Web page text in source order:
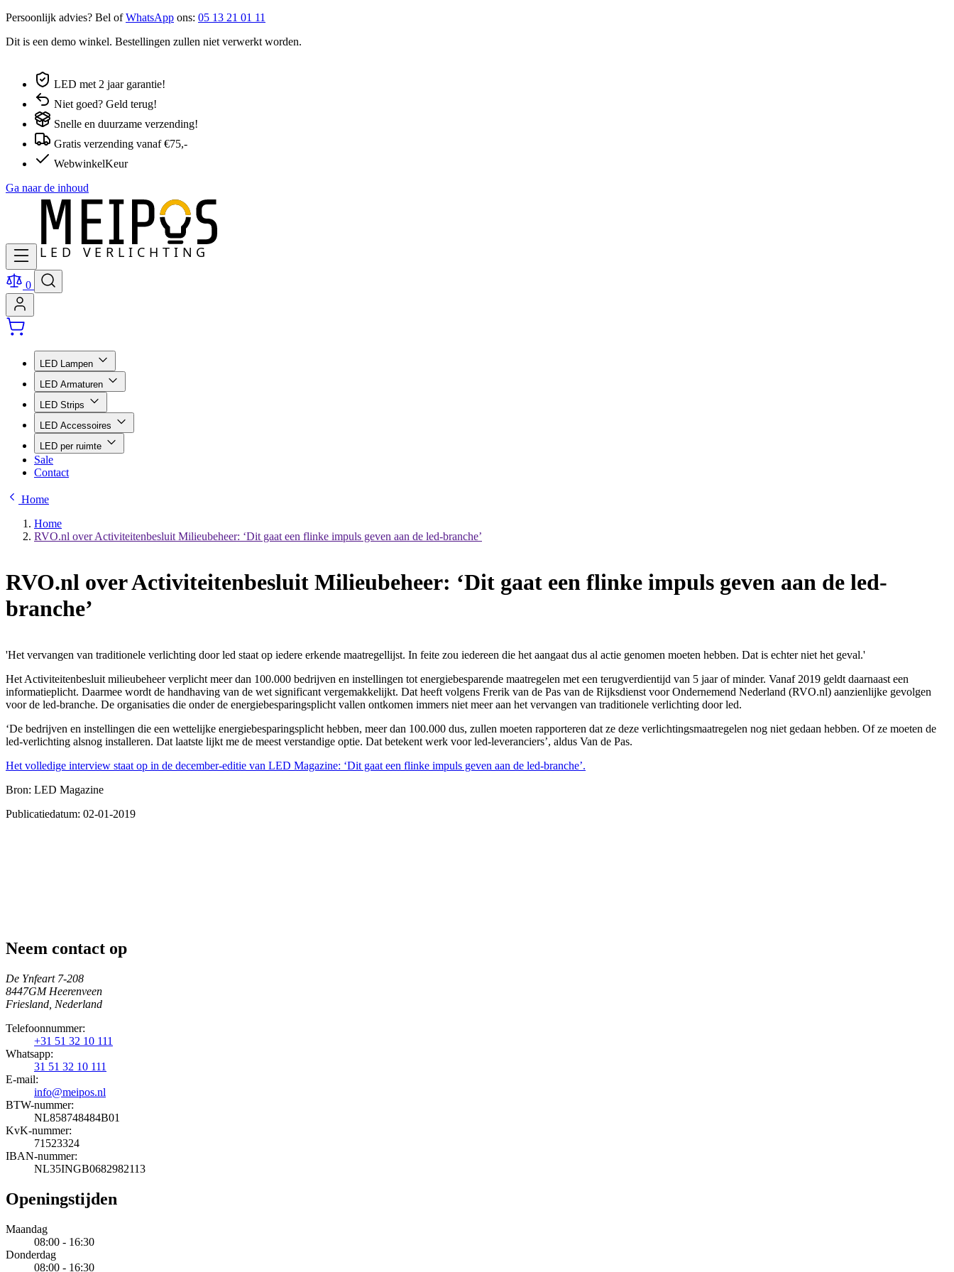
Persoonlijk advies? Bel ofWhatsApp ons: 05 13 21 01 11
Dit is een demo winkel. Bestellingen zullen niet verwerkt worden.
LED met 2 jaar garantie!
Niet goed? Geld terug!
Snelle en duurzame verzending!
Gratis verzending vanaf €75,-
WebwinkelKeur
Ga naar de inhoud
0
LED Lampen
LED Armaturen
LED Strips
LED Accessoires
LED per ruimte
Sale
Contact
Home
Home
RVO.nl over Activiteitenbesluit Milieubeheer: ‘Dit gaat een flinke impuls geven aan de led-branche’
RVO.nl over Activiteitenbesluit Milieubeheer: ‘Dit gaat een flinke impuls geven aan de led-
branche’
'Het vervangen van traditionele verlichting door led staat op iedere erkende maatregellijst. In feite zou iedereen die het aangaat dus al actie genomen moeten hebben. Dat is echter niet het geval.'
Het Activiteitenbesluit milieubeheer verplicht meer dan 100.000 bedrijven en instellingen tot energiebesparende maatregelen met een terugverdientijd van 5 jaar of minder. Vanaf 2019 geldt daarnaast een
informatieplicht. Daarmee wordt de handhaving van de wet significant vergemakkelijkt. Dat heeft volgens Frerik van de Pas van de Rijksdienst voor Ondernemend Nederland (RVO.nl) aanzienlijke gevolgen
voor de led-branche. De organisaties die onder de energiebesparingsplicht vallen ontkomen immers niet meer aan het vervangen van traditionele verlichting door led.
‘De bedrijven en instellingen die een wettelijke energiebesparingsplicht hebben, meer dan 100.000 dus, zullen moeten rapporteren dat ze deze verlichtingsmaatregelen nog niet gedaan hebben. Of ze moeten de
led-verlichting alsnog installeren. Dat laatste lijkt me de meest verstandige optie. Dat betekent werk voor led-leveranciers’, aldus Van de Pas.
​Het volledige interview staat op in de december-editie van LED Magazine: ‘Dit gaat een flinke impuls geven aan de led-branche’.
Bron: LED Magazine
Publicatiedatum: 02-01-2019
Neem contact op
De Ynfeart 7-208
8447GM Heerenveen
Friesland, Nederland
Telefoonnummer:
+31 51 32 10 111
Whatsapp:
31 51 32 10 111
E-mail:
info@meipos.nl
BTW-nummer:
NL858748484B01
KvK-nummer:
71523324
IBAN-nummer:
NL35INGB0682982113
Openingstijden
Maandag
08:00 - 16:30
Donderdag
08:00 - 16:30